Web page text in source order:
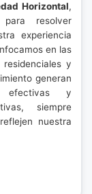
Horizontal,
para resolver
experiencia
en las
y
generan
efectivas y
siempre
nuestra